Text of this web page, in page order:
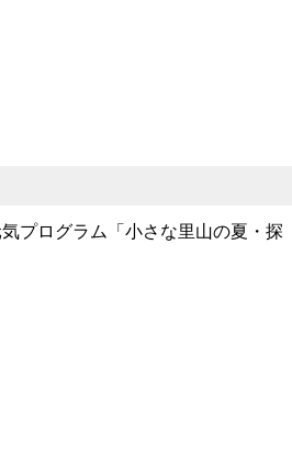
プログラム「小さな里山の夏・探